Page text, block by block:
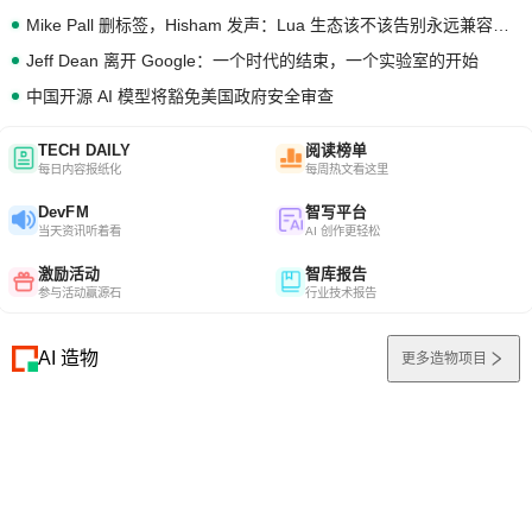
Jeff Dean 离开 Google：一个时代的结束，一个实验室的开始
中国开源 AI 模型将豁免美国政府安全审查
TECH DAILY
每日内容报纸化
阅读榜单
每周热文看这里
DevFM
当天资讯听着看
智写平台
AI 创作更轻松
激励活动
参与活动赢源石
智库报告
行业技术报告
AI 造物 更多造物项目